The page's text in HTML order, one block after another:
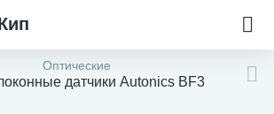
Оптические
датчики Autonics BF3